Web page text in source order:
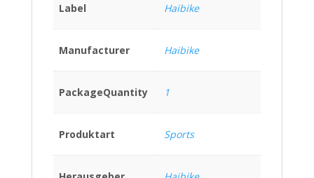
Label Haibike
Manufacturer Haibike
PackageQuantity 1
Produktart Sports